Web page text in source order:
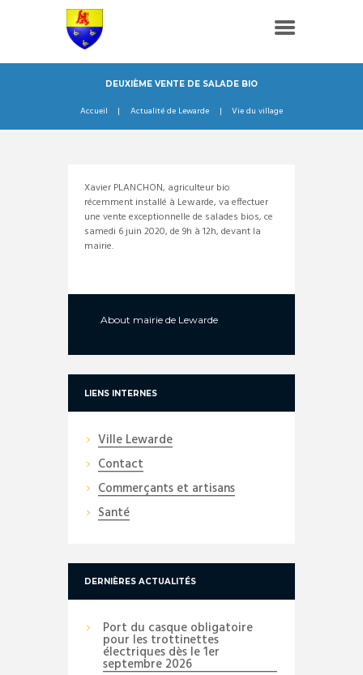
DEUXIÈME VENTE DE SALADE BIO
Accueil Actualité de Lewarde Vie du village
Xavier PLANCHON, agriculteur bio
récemment installé à Lewarde, va effectuer
une vente exceptionnelle de salades bios, ce
samedi 6 juin 2020, de 9h à 12h, devant la
mairie.
About mairie de Lewarde
LIENS INTERNES
Ville Lewarde
Contact
Commerçants et artisans
Santé
DERNIÈRES ACTUALITÉS
Port du casque obligatoire
pour les trottinettes
électriques dès le 1er
septembre 2026